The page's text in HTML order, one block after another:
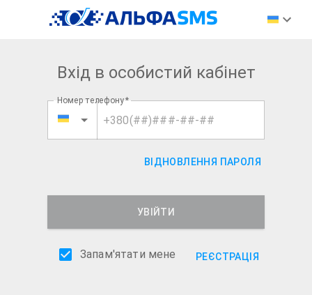
Вхід в особистий кабінет
Номер телефону*
ВІДНОВЛЕННЯ ПАРОЛЯ
УВІЙТИ
Запам'ятати мене РЕЄСТРАЦІЯ